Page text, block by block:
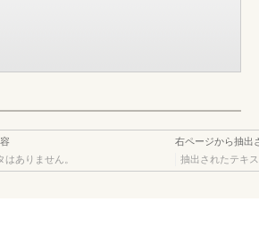
ありません。
右ページから抽出
抽出されたテキ